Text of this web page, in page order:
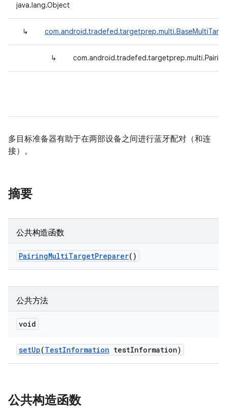
java.lang.Object
↳
↳
多目标准备器有助于在两部设备之间进行蓝牙配对（和连
接）。
摘要
公共构造函数
PairingMultiTargetPreparer()
公共方法
void
setUp(TestInformation testInformation)
公共构造函数